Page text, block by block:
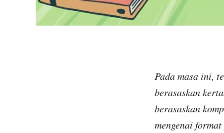
Pada masa ini,
berasaskan
berasaskan
mengenai